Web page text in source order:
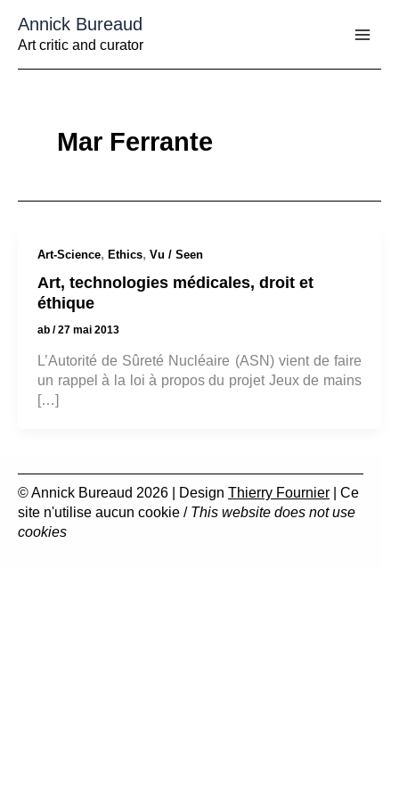
contenu
Annick Bureaud
Art critic and curator
Mar Ferrante
Art-Science, Ethics, Vu / Seen
Art, technologies médicales, droit et
éthique
ab /27 mai 2013
L’Autorité de Sûreté Nucléaire (ASN) vient de faire
un rappel à la loi à propos du projet Jeux de mains
[…]
© Annick Bureaud 2026 | Design Thierry Fournier | Ce
site n'utilise aucun cookie / This website does not use
cookies